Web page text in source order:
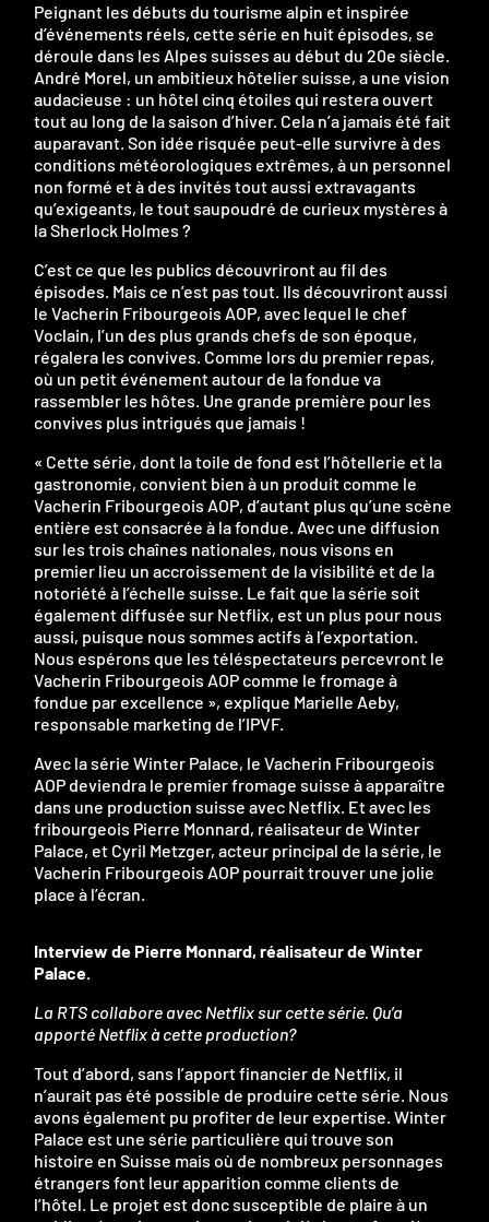
Peignant les débuts du tourisme alpin et inspirée
d’événements réels, cette série en huit épisodes, se
déroule dans les Alpes suisses au début du 20e siècle.
André Morel, un ambitieux hôtelier suisse, a une vision
audacieuse : un hôtel cinq étoiles qui restera ouvert
tout au long de la saison d’hiver. Cela n’a jamais été fait
auparavant. Son idée risquée peut-elle survivre à des
conditions météorologiques extrêmes, à un personnel
non formé et à des invités tout aussi extravagants
qu’exigeants, le tout saupoudré de curieux mystères à
la Sherlock Holmes ?
C’est ce que les publics découvriront au fil des
épisodes. Mais ce n’est pas tout. Ils découvriront aussi
le Vacherin Fribourgeois AOP, avec lequel le chef
Voclain, l’un des plus grands chefs de son époque,
régalera les convives. Comme lors du premier repas,
où un petit événement autour de la fondue va
rassembler les hôtes. Une grande première pour les
convives plus intrigués que jamais !
« Cette série, dont la toile de fond est l’hôtellerie et la
gastronomie, convient bien à un produit comme le
Vacherin Fribourgeois AOP, d’autant plus qu’une scène
entière est consacrée à la fondue. Avec une diffusion
sur les trois chaînes nationales, nous visons en
premier lieu un accroissement de la visibilité et de la
notoriété à l’échelle suisse. Le fait que la série soit
également diffusée sur Netflix, est un plus pour nous
aussi, puisque nous sommes actifs à l’exportation.
Nous espérons que les téléspectateurs percevront le
Vacherin Fribourgeois AOP comme le fromage à
fondue par excellence », explique Marielle Aeby,
responsable marketing de l’IPVF.
Avec la série Winter Palace, le Vacherin Fribourgeois
AOP deviendra le premier fromage suisse à apparaître
dans une production suisse avec Netflix. Et avec les
fribourgeois Pierre Monnard, réalisateur de Winter
Palace, et Cyril Metzger, acteur principal de la série, le
Vacherin Fribourgeois AOP pourrait trouver une jolie
place à l’écran.
Interview de Pierre Monnard, réalisateur de Winter
Palace.
La RTS collabore avec Netflix sur cette série. Qu’a
apporté Netflix à cette production?
Tout d’abord, sans l’apport financier de Netflix, il
n’aurait pas été possible de produire cette série. Nous
avons également pu profiter de leur expertise. Winter
Palace est une série particulière qui trouve son
histoire en Suisse mais où de nombreux personnages
étrangers font leur apparition comme clients de
l’hôtel. Le projet est donc susceptible de plaire à un